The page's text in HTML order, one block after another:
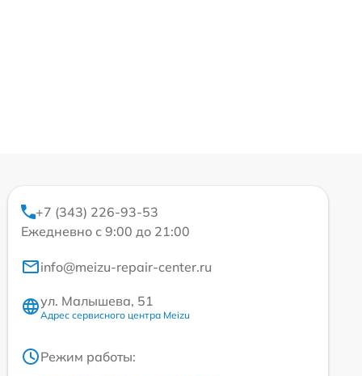
+7 (343) 226-93-53
Ежедневно с 9:00 до 21:00
info@meizu-repair-center.ru
ул. Малышева, 51
Адрес сервисного центра Meizu
Режим работы: